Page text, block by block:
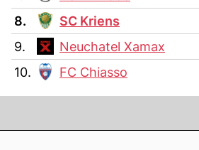
8.
SC Kriens
9.
Neuchatel Xamax
10.
FC Chiasso